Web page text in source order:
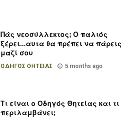
Πάς νεοσύλλεκτος; Ο παλιός
ξέρει…αυτα θα πρέπει να πάρεις
μαζί σου
ΟΔΗΓΟΣ ΘΗΤΕΙΑΣ 5 months ago
Τι είναι ο Οδηγός Θητείας και τι
περιλαμβάνει;